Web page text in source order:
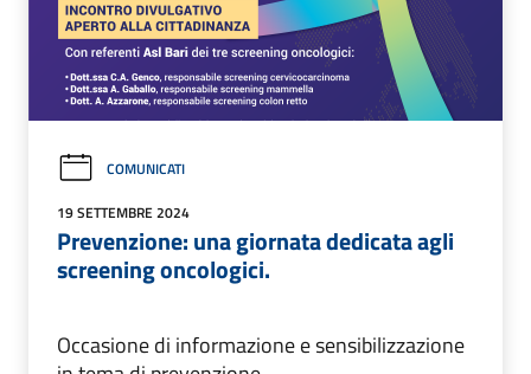
COMUNICATI
19 SETTEMBRE 2024
Prevenzione: una giornata dedicata agli
screening oncologici.
Occasione di informazione e sensibilizzazione